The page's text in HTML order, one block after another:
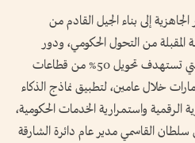
إلى بناء الجيل القادم من
المقبلة من التحول الحكومي، ودور
المنظومة الجديدة للعمل الحكومي، التي تستهدف تحويل 50% من قطاعات
خلال عامين، لتطبيق نماذج الذكاء
الرقمية واستمرارية الخدمات الحكومية،
القاسمي مدير عام دائرة الشارقة